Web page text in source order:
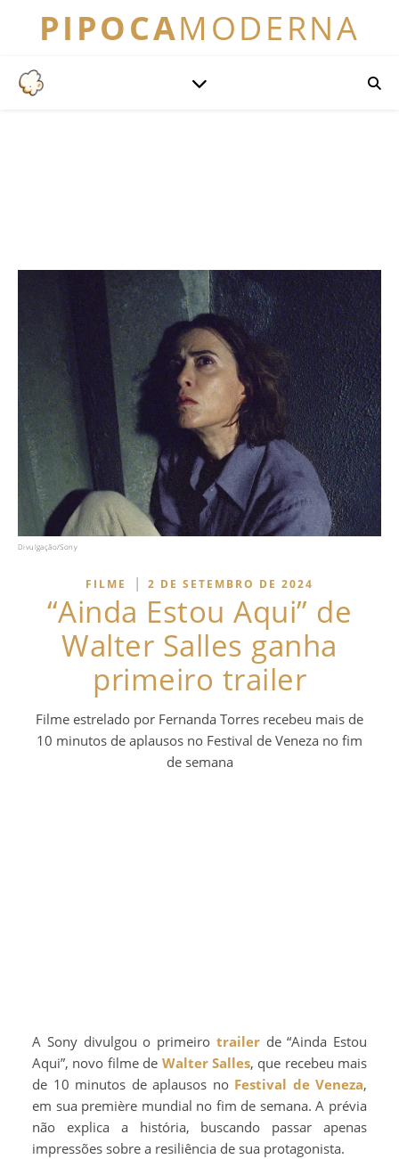
PIPOCAMODERNA
Divulgação/Sony
FILME | 2 DE SETEMBRO DE 2024
“Ainda Estou Aqui” de
Walter Salles ganha
primeiro trailer
Filme estrelado por Fernanda Torres recebeu mais de
10 minutos de aplausos no Festival de Veneza no fim
de semana
A Sony divulgou o primeiro trailerde “Ainda Estou
Aqui”, novo filme de Walter Salles, que recebeu mais
de 10 minutos de aplausos no Festival de Veneza,
em sua première mundial no fim de semana. A prévia
não explica a história, buscando passar apenas
impressões sobre a resiliência de sua protagonista.